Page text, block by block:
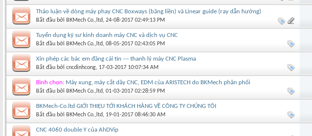
Thảo luận về dòng máy phay CNC Boxways (băng liền) và Linear guide (ray dẫn hướng)
Bắt đầu bởi BKMech Co.,ltd‎, 24-08-2017 02:49:13 PM
Tuyển dụng kỹ sư kinh doanh máy CNC và dịch vụ CNC
Bắt đầu bởi BKMech Co.,ltd‎, 08-05-2017 02:43:05 PM
Xin phép các bác em đăng cái tin --- thanh lý máy CNC Plasma
Bắt đầu bởi cncdinhcong‎, 17-03-2017 10:07:34 AM
Bình chọn: Máy xung, máy cắt dây CNC, EDM của ARISTECH do BKMech phân phối
Bắt đầu bởi BKMech Co.,ltd‎, 01-03-2017 02:28:59 PM
BKMech-Co.ltd GIỚI THIỆU TỚI KHÁCH HÀNG VỀ CÔNG TY CHÚNG TÔI
Bắt đầu bởi BKMech Co.,ltd‎, 19-01-2017 08:46:30 AM
CNC 4060 double Y của AhDVip